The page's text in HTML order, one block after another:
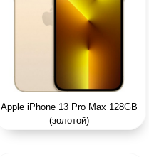
Apple iPhone 13 Pro Max 128GB
(золотой)